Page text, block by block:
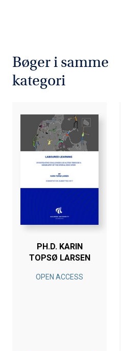
Bøger i samme
kategori
PH.D. KARIN
TOPSØ LARSEN
OPEN ACCESS